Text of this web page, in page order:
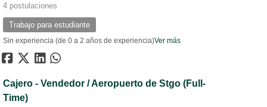
4 postulaciones
Trabajo para estudiante
Sin experiencia (de 0 a 2 años de experiencia)Ver más
Cajero - Vendedor / Aeropuerto de Stgo (Full-
Time)